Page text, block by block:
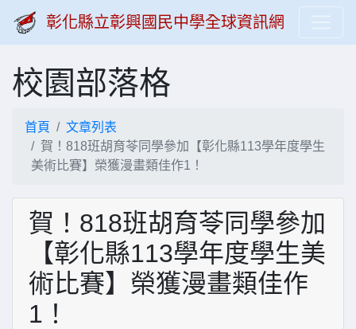
彰化縣立彰興國民中學全球資訊網
校園部落格
首頁
文章列表
賀！818班胡育苓同學參加【彰化縣113學年度學生
美術比賽】榮獲漫畫類佳作1！
賀！818班胡育苓同學參加
【彰化縣113學年度學生美
術比賽】榮獲漫畫類佳作
1！